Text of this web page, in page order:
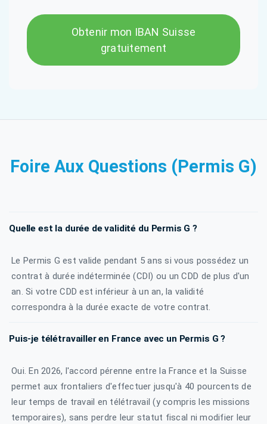
Obtenir mon IBAN Suisse
gratuitement
Foire Aux Questions (Permis G)
Quelle est la durée de validité du Permis G ?
Le Permis G est valide pendant 5 ans si vous possédez un
contrat à durée indéterminée (CDI) ou un CDD de plus d'un
an. Si votre CDD est inférieur à un an, la validité
correspondra à la durée exacte de votre contrat.
Puis-je télétravailler en France avec un Permis G ?
Oui. En 2026, l'accord pérenne entre la France et la Suisse
permet aux frontaliers d'effectuer jusqu'à 40 pourcents de
leur temps de travail en télétravail (y compris les missions
temporaires), sans perdre leur statut fiscal ni modifier leur